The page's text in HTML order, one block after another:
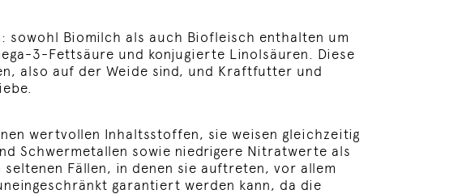
Biomilch als auch Biofleisch enthalten um
3-Fettsäure und konjugierte Linolsäuren. Diese
also auf der Weide sind, und Kraftfutter und
wertvollen Inhaltsstoffen, sie weisen gleichzeitig
Schwermetallen sowie niedrigere Nitratwerte als
Fällen, in denen sie auftreten, vor allem
garantiert werden kann, da die